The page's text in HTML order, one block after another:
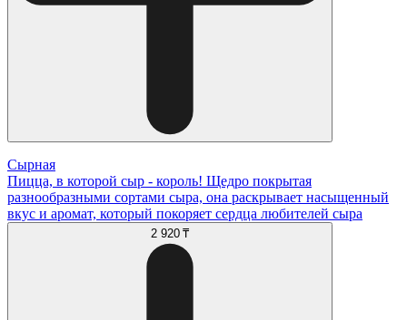
Сырная
Пицца, в которой сыр - король! Щедро покрытая
разнообразными сортами сыра, она раскрывает насыщенный
вкус и аромат, который покоряет сердца любителей сыра
2 920 ₸